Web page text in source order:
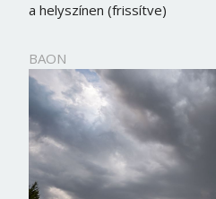
a helyszínen (frissítve)
BAON